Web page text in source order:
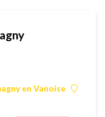
en Vanoise